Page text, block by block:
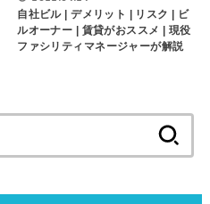
自社ビル | デメリット | リスク | ビ
ルオーナー | 賃貸がおススメ | 現役
ファシリティマネージャーが解説
索: